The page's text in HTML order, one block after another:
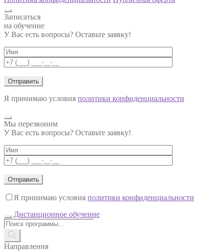
Записаться
на обучение
У Вас есть вопросы? Оставьте заявку!
Я принимаю условия политики конфиденциальности
Мы перезвоним
У Вас есть вопросы? Оставьте заявку!
Я принимаю условия политики конфиденциальности
Дистанционное обучение
Поиск
товаров
Направления